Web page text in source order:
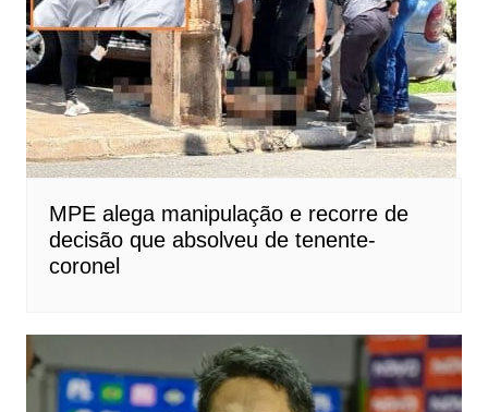
MPE alega manipulação e recorre de
decisão que absolveu de tenente-
coronel